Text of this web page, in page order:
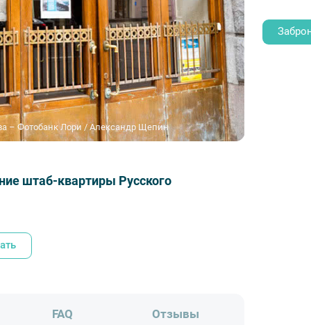
– Фотобанк Лори / Александр Щепин
штаб-квартиры Русского
FAQ Отзывы